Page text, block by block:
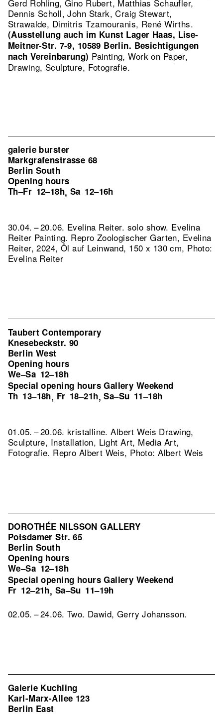
Gerd Rohling, Gino Rubert, Matthias Schaufler,
Dennis Scholl, John Stark, Craig Stewart,
Strawalde, Dimitris Tzamouranis, René Wirths.
(Ausstellung auch im Kunst Lager Haas, Lise-
Meitner-Str. 7-9, 10589 Berlin. Besichtigungen
nach Vereinbarung) Painting, Work on Paper,
Drawing, Sculpture, Fotografie.
galerie burster
Markgrafenstrasse 68
Berlin South
Opening hours
Th–Fr 12–18h, Sa 12–16h
30.04. – 20.06. Evelina Reiter. solo show. Evelina
Reiter Painting. Repro Zoologischer Garten, Evelina
Reiter, 2024, Öl auf Leinwand, 150 x 130 cm, Photo:
Evelina Reiter
Taubert Contemporary
Knesebeckstr. 90
Berlin West
Opening hours
We–Sa 12–18h
Special opening hours Gallery Weekend
Th 13–18h, Fr 18–21h,Sa–Su 11–18h
01.05. – 20.06. kristalline. Albert Weis Drawing,
Sculpture, Installation, Light Art, Media Art,
Fotografie. Repro Albert Weis, Photo: Albert Weis
DOROTHÉE NILSSON GALLERY
Potsdamer Str. 65
Berlin South
Opening hours
We–Sa 12–18h
Special opening hours Gallery Weekend
Fr 12–21h, Sa–Su 11–19h
02.05. – 24.06. Two. Dawid, Gerry Johansson.
Galerie Kuchling
Karl-Marx-Allee 123
Berlin East